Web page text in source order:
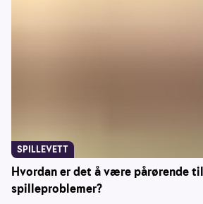
Hvordan er det å være pårørende
spilleproblemer?
SPILLEVETT